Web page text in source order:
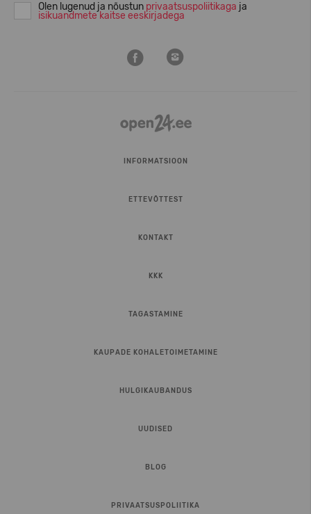
Olen lugenud ja nõustun privaatsuspoliitikaga ja
isikuandmete kaitse eeskirjadega
INFORMATSIOON
ETTEVÕTTEST
KONTAKT
KKK
TAGASTAMINE
KAUPADE KOHALETOIMETAMINE
HULGIKAUBANDUS
UUDISED
BLOG
PRIVAATSUSPOLIITIKA